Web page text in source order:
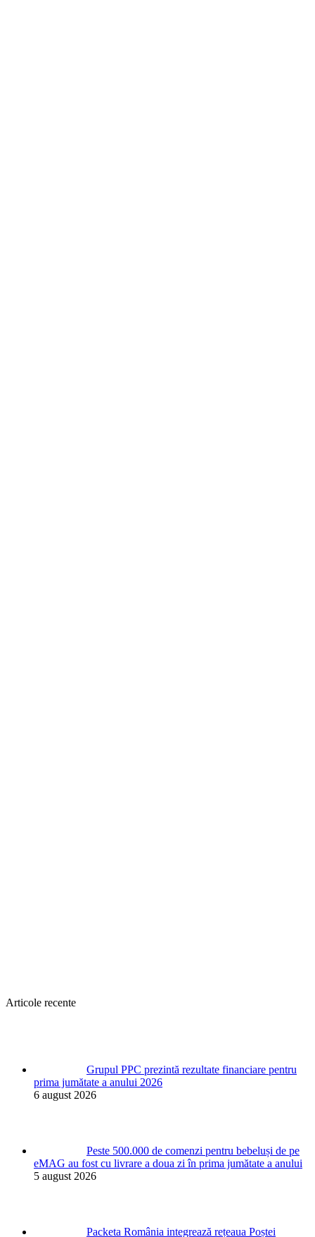
Articole recente
Grupul PPC prezintă rezultate financiare pentru
prima jumătate a anului 2026
6 august 2026
Peste 500.000 de comenzi pentru bebeluși de pe
eMAG au fost cu livrare a doua zi în prima jumătate a anului
5 august 2026
Packeta România integrează rețeaua Poștei